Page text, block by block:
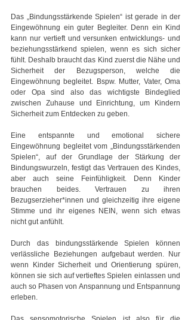
Das „Bindungsstärkende Spielen“ ist gerade in der
Eingewöhnung ein guter Begleiter. Denn ein Kind
kann nur vertieft und versunken entwicklungs- und
beziehungsstärkend spielen, wenn es sich sicher
fühlt. Deshalb braucht das Kind zuerst die Nähe und
Sicherheit der Bezugsperson, welche die
Eingewöhnung begleitet. Bspw. Mutter, Vater, Oma
oder Opa sind also das wichtigste Bindeglied
zwischen Zuhause und Einrichtung, um Kindern
Sicherheit zum Entdecken zu geben.
Eine entspannte und emotional sichere
Eingewöhnung begleitet vom „Bindungsstärkenden
Spielen“, auf der Grundlage der Stärkung der
Bindungswurzeln, festigt das Vertrauen des Kindes,
aber auch seine Feinfühligkeit. Denn Kinder
brauchen beides. Vertrauen zu ihren
Bezugserzieher*innen und gleichzeitig ihre eigene
Stimme und ihr eigenes NEIN, wenn sich etwas
nicht gut anfühlt.
Durch das bindungsstärkende Spielen können
verlässliche Beziehungen aufgebaut werden. Nur
wenn Kinder Sicherheit und Orientierung spüren,
können sie sich auf vertieftes Spielen einlassen und
auch so Phasen von Anspannung und Entspannung
erleben.